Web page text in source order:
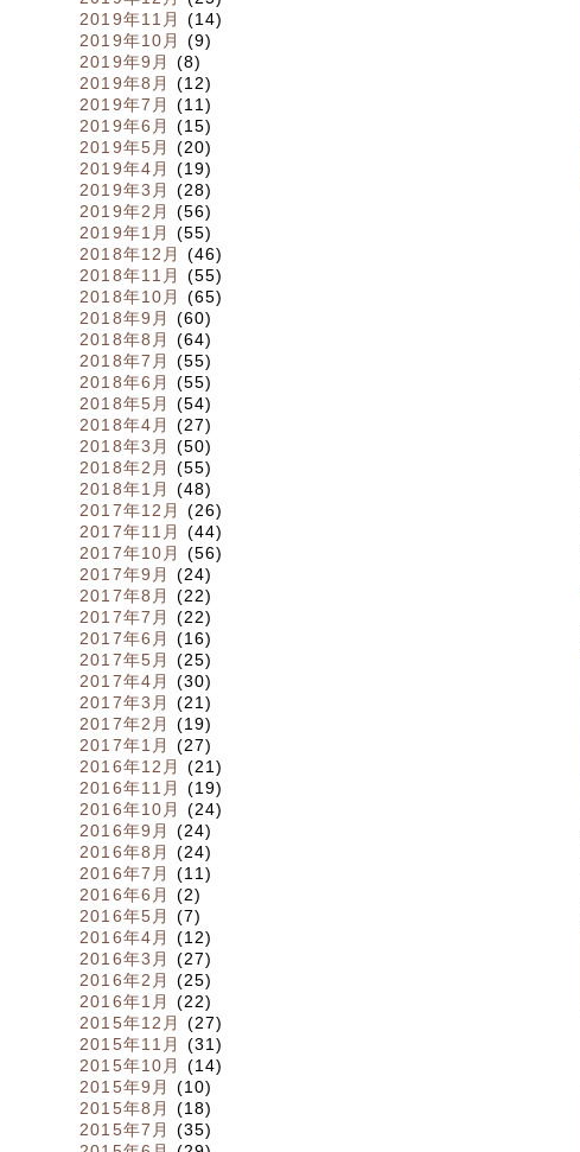
2019年11月
(14)
2019年10月
(9)
2019年9月
(8)
2019年8月
(12)
2019年7月
(11)
2019年6月
(15)
2019年5月
(20)
2019年4月
(19)
2019年3月
(28)
2019年2月
(56)
2019年1月
(55)
2018年12月
(46)
2018年11月
(55)
2018年10月
(65)
2018年9月
(60)
2018年8月
(64)
2018年7月
(55)
2018年6月
(55)
2018年5月
(54)
2018年4月
(27)
2018年3月
(50)
2018年2月
(55)
2018年1月
(48)
2017年12月
(26)
2017年11月
(44)
2017年10月
(56)
2017年9月
(24)
2017年8月
(22)
2017年7月
(22)
2017年6月
(16)
2017年5月
(25)
2017年4月
(30)
2017年3月
(21)
2017年2月
(19)
2017年1月
(27)
2016年12月
(21)
2016年11月
(19)
2016年10月
(24)
2016年9月
(24)
2016年8月
(24)
2016年7月
(11)
2016年6月
(2)
2016年5月
(7)
2016年4月
(12)
2016年3月
(27)
2016年2月
(25)
2016年1月
(22)
2015年12月
(27)
2015年11月
(31)
2015年10月
(14)
2015年9月
(10)
2015年8月
(18)
2015年7月
(35)